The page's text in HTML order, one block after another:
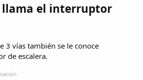
llama el interruptor
3 vías también se le conoce
de escalera.